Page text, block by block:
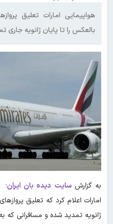
هواپیمایی امارات تعلیق
بالعکس را تا پایان ژانویه جاری
به گزارش سایت دیده بان ایران؛
ژانویه تمدید شده و مسافرانی که